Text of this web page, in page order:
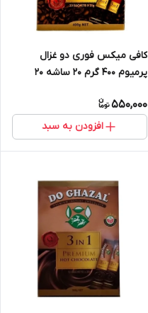
کافی میکس فوری دو غزال
پرمیوم ۴۰۰ گرم ۲۰ ساشه ۲۰
550,000
افزودن به سبد